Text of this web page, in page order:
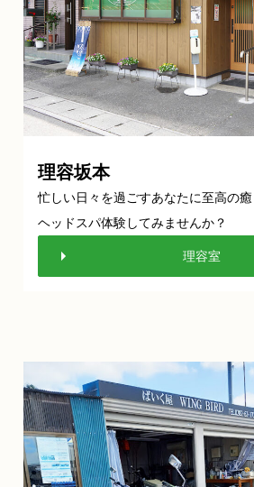
理容坂本
忙しい日々を過ごすあなたに至高の癒
ヘッドスパ体験してみませんか？
理容室